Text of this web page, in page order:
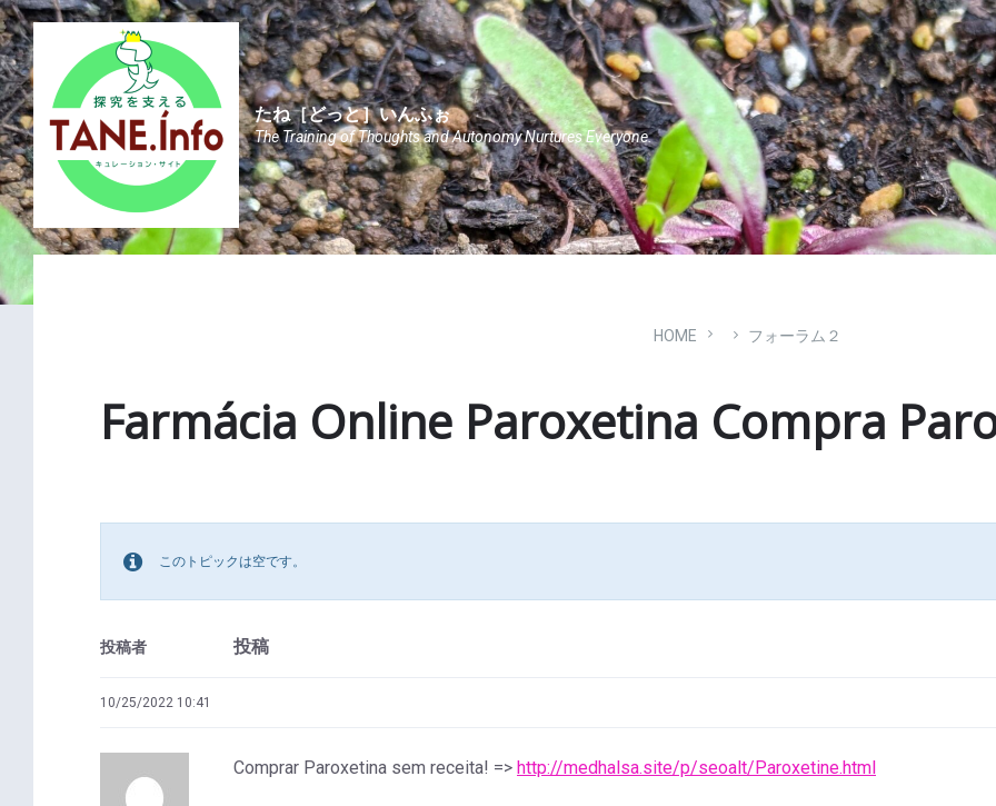
Skip
to
content
Skip
to
main
navigation
Skip
to
footer
たね［どっと］いんふぉ
The Training of Thoughts and Autonomy Nurtures Everyone.
HOME フォーラム２
Farmácia Online Paroxetina Compra
このトピックは空です。
投稿者 投稿
10/25/2022 10:41
Comprar Paroxetina sem receita! => http://medhalsa.site/p/seoalt/Paroxetine.html